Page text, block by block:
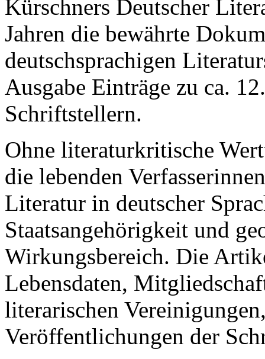
Kürschners Deutscher
Jahren die bewährte
deutschsprachigen
Ausgabe Einträge zu ca.
Schriftstellern.
Ohne literaturkritische
die lebenden
Literatur in deutscher
Staatsangehörigkeit und
Wirkungsbereich. Die
Lebensdaten,
literarischen
Veröffentlichungen der